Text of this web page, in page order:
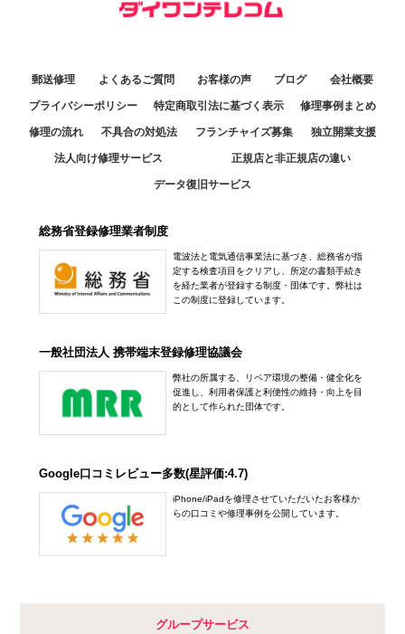
郵送修理 よくあるご質問 お客様の声 ブログ 会社概要
プライバシーポリシー 特定商取引法に基づく表示 修理事例まとめ
修理の流れ 不具合の対処法 フランチャイズ募集 独立開業支援
法人向け修理サービス 正規店と非正規店の違い
データ復旧サービス
総務省登録修理業者制度
電波法と電気通信事業法に基づき、総務省が指
定する検査項目をクリアし、所定の書類手続き
を経た業者が登録する制度・団体です。弊社は
この制度に登録しています。
一般社団法人 携帯端末登録修理協議会
弊社の所属する、リペア環境の整備・健全化を
促進し、利用者保護と利便性の維持・向上を目
的として作られた団体です。
Google口コミレビュー多数(星評価:4.7)
iPhone/iPadを修理させていただいたお客様か
らの口コミや修理事例を公開しています。
グループサービス